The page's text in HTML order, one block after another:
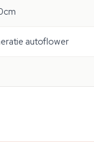
autoflower